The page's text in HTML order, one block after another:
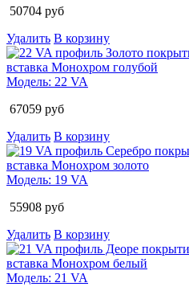
50704 руб
Удалить В корзину
Модель: 22 VA
67059 руб
Удалить В корзину
Модель: 19 VA
55908 руб
Удалить В корзину
Модель: 21 VA